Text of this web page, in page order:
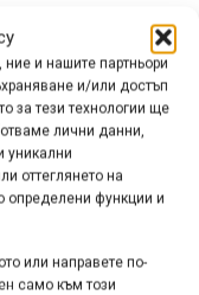
и нашите партньори
и/или достъп
за тези технологии ще
лични данни,
уникални
оттеглянето на
определени функции и
или направете по-
само към този